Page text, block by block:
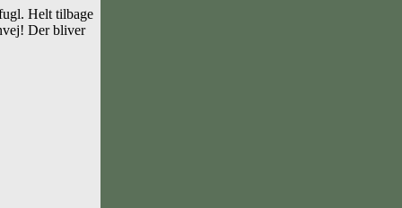
Helt tilbage
Der bliver